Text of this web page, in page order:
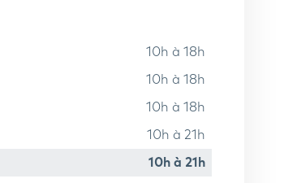
10h à 18h
10h à 18h
10h à 18h
10h à 21h
10h à 21h